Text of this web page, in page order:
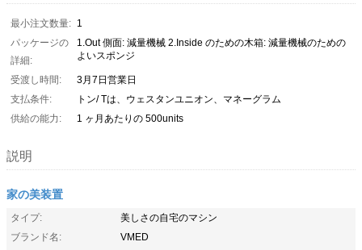
最小注文数量: 1
パッケージの
詳細:
1.Out 側面: 減量機械 2.Inside のための木箱: 減量機械のための
よいスポンジ
受渡し時間:
3月7日営業日
支払条件:
トン/ Tは、ウェスタンユニオン、マネーグラム
供給の能力:
1 ヶ月あたりの 500units
説明
家の美装置
タイプ:
美しさの自宅のマシン
ブランド名:
VMED